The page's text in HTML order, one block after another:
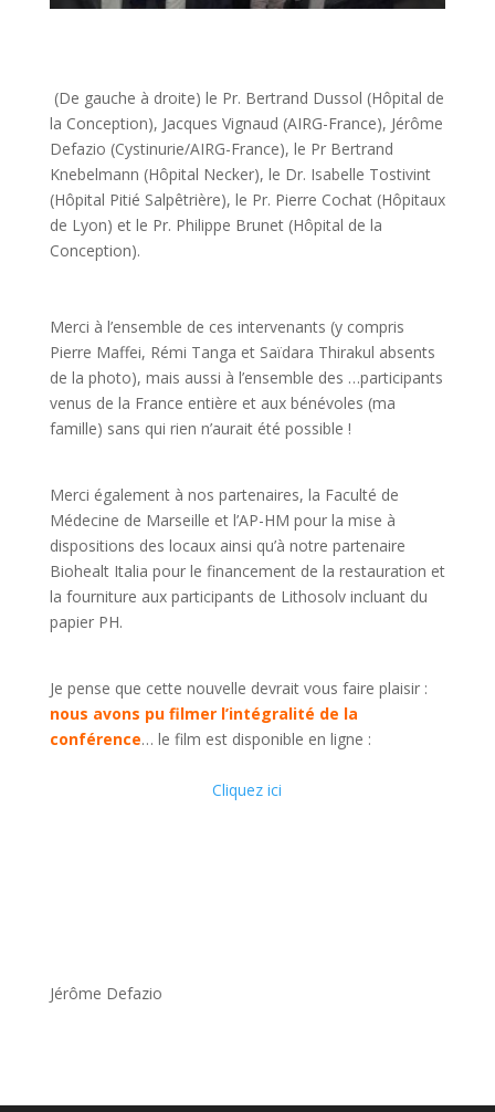
(De gauche à droite) le Pr. Bertrand Dussol (Hôpital de
la Conception), Jacques Vignaud (AIRG-France), Jérôme
Defazio (Cystinurie/AIRG-France), le Pr Bertrand
Knebelmann (Hôpital Necker), le Dr. Isabelle Tostivint
(Hôpital Pitié Salpêtrière), le Pr. Pierre Cochat (Hôpitaux
de Lyon) et le Pr. Philippe Brunet (Hôpital de la
Conception).
Merci à l’ensemble de ces intervenants (y compris
Pierre Maffei, Rémi Tanga et Saïdara Thirakul absents
de la photo), mais aussi à l’ensemble des …participants
venus de la France entière et aux bénévoles (ma
famille) sans qui rien n’aurait été possible !
Merci également à nos partenaires, la Faculté de
Médecine de Marseille et l’AP-HM pour la mise à
dispositions des locaux ainsi qu’à notre partenaire
Biohealt Italia pour le financement de la restauration et
la fourniture aux participants de Lithosolv incluant du
papier PH.
Je pense que cette nouvelle devrait vous faire plaisir :
nous avons pu filmer l’intégralité de la
conférence… le film est disponible en ligne :
Cliquez ici
Jérôme Defazio